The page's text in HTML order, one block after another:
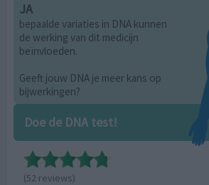
JA
bepaalde variaties in DNA kunnen
de werking van dit medicijn
beïnvloeden.
Geeft jouw DNA je meer kans op
bijwerkingen?
Doe de DNA test!
(52 reviews)